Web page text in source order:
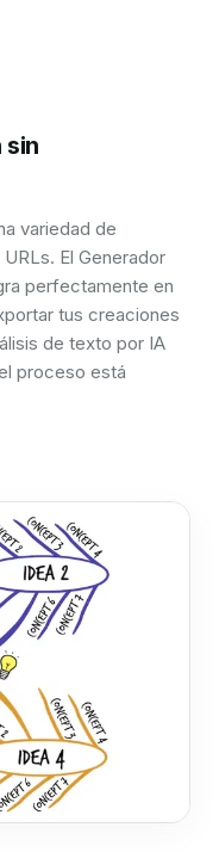
sin
variedad de
El Generador
perfectamente en
tus creaciones
de texto por IA
proceso está